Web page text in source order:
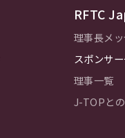
RFTC
理事長メ
スポンサ
理事一覧
J-TOPと